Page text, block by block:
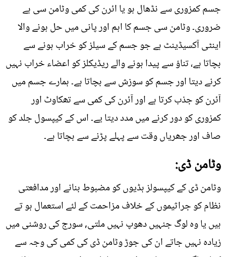
جسم کمزوری سے نڈھال ہو یا ائرن کی کمی وٹامن سی ہے
ضروری۔ وٹامن سی جسم کا اہم اور پانی میں حل ہونے والا
اینٹی آکسیڈینٹ ہے جو جسم کے سیلز کو خراب ہونے سے
بچاتا ہے، تناؤ سے پیدا ہونے والے ریڈیکلز کو اعضاء خراب نہیں
کرنے دیتا اور جسم کو سوزش سے بچاتا ہے۔ ہمارے جسم میں
آئرن کو جذب کرتا ہے اور آئرن کی کمی سے تھکاوٹ اور
کمزوری کو دور کرنے میں مدد دیتا یے۔ اس کے کیپسول جلد کو
صاف اور جھریاں وقت سے پہلے پڑنے سے بچاتا ہے۔
وٹامن ڈی:
وٹامن ڈی کے کیپسولز ہڈیوں کو مضبوط بنانے اور مدافعتی
نظام کو جراثیموں کے خلاف مزاحمت کے لئے استعمال ہو تے
ہیں یا وہ لوگ جنہیں دھوپ نہیں ملتی, سورج کی روشنی میں
زیادہ نہیں جاتے ان کی جوڑ وٹامن ڈی کی کمی کی وجہ سے